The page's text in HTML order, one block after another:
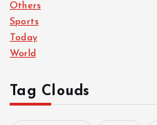
Others
Sports
Today
World
Tag Clouds